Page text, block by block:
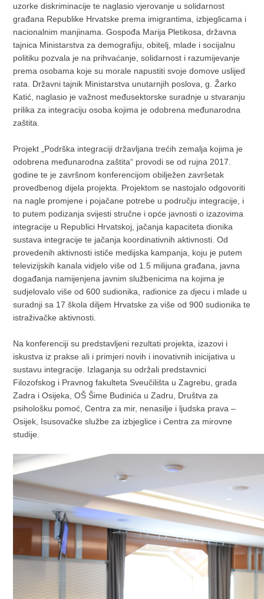
uzorke diskriminacije te naglasio vjerovanje u solidarnost
građana Republike Hrvatske prema imigrantima, izbjeglicama i
nacionalnim manjinama. Gospođa Marija Pletikosa, državna
tajnica Ministarstva za demografiju, obitelj, mlade i socijalnu
politiku pozvala je na prihvaćanje, solidarnost i razumijevanje
prema osobama koje su morale napustiti svoje domove uslijed
rata. Državni tajnik Ministarstva unutarnjih poslova, g. Žarko
Katić, naglasio je važnost međusektorske suradnje u stvaranju
prilika za integraciju osoba kojima je odobrena međunarodna
zaštita.
Projekt „Podrška integraciji državljana trećih zemalja kojima je
odobrena međunarodna zaštita“ provodi se od rujna 2017.
godine te je završnom konferencijom obilježen završetak
provedbenog dijela projekta. Projektom se nastojalo odgovoriti
na nagle promjene i pojačane potrebe u području integracije, i
to putem podizanja svijesti stručne i opće javnosti o izazovima
integracije u Republici Hrvatskoj, jačanja kapaciteta dionika
sustava integracije te jačanja koordinativnih aktivnosti. Od
provedenih aktivnosti ističe medijska kampanja, koju je putem
televizijskih kanala vidjelo više od 1.5 milijuna građana, javna
događanja namijenjena javnim službenicima na kojima je
sudjelovalo više od 600 sudionika, radionice za djecu i mlade u
suradnji sa 17 škola diljem Hrvatske za više od 900 sudionika te
istraživačke aktivnosti.
Na konferenciji su predstavljeni rezultati projekta, izazovi i
iskustva iz prakse ali i primjeri novih i inovativnih inicijativa u
sustavu integracije. Izlaganja su održali predstavnici
Filozofskog i Pravnog fakulteta Sveučilišta u Zagrebu, grada
Zadra i Osijeka, OŠ Šime Budinića u Zadru, Društva za
psihološku pomoć, Centra za mir, nenasilje i ljudska prava –
Osijek, Isusovačke službe za izbjeglice i Centra za mirovne
studije.